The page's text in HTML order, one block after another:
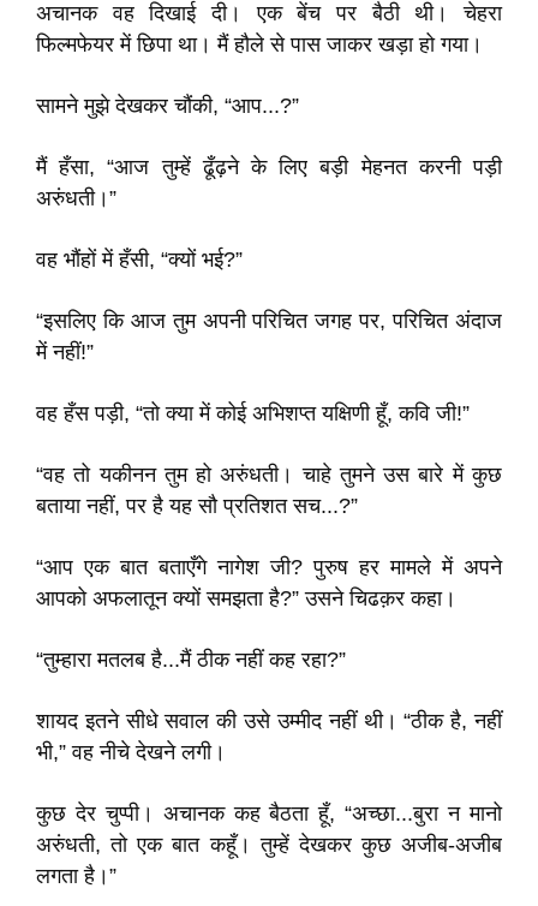
अचानक वह दिखाई दी। एक बेंच पर बैठी थी। चेहरा
फिल्मफेयर में छिपा था। मैं हौले से पास जाकर खड़ा हो गया।
सामने मुझे देखकर चौंकी, “आप...?”
मैं हँसा, “आज तुम्हें ढूँढ़ने के लिए बड़ी मेहनत करनी पड़ी
अरुंधती।”
वह भौंहों में हँसी, “क्यों भई?”
“इसलिए कि आज तुम अपनी परिचित जगह पर, परिचित अंदाज
में नहीं!”
वह हँस पड़ी, “तो क्या में कोई अभिशप्त यक्षिणी हूँ, कवि जी!”
“वह तो यकीनन तुम हो अरुंधती। चाहे तुमने उस बारे में कुछ
बताया नहीं, पर है यह सौ प्रतिशत सच...?”
“आप एक बात बताएँगे नागेश जी? पुरुष हर मामले में अपने
आपको अफलातून क्यों समझता है?” उसने चिढक़र कहा।
“तुम्हारा मतलब है...मैं ठीक नहीं कह रहा?”
शायद इतने सीधे सवाल की उसे उम्मीद नहीं थी। “ठीक है, नहीं
भी,” वह नीचे देखने लगी।
कुछ देर चुप्पी। अचानक कह बैठता हूँ, “अच्छा...बुरा न मानो
अरुंधती, तो एक बात कहूँ। तुम्हें देखकर कुछ अजीब-अजीब
लगता है।”